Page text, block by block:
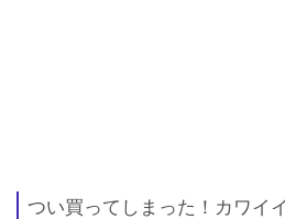
つい買ってしまった！カワイ